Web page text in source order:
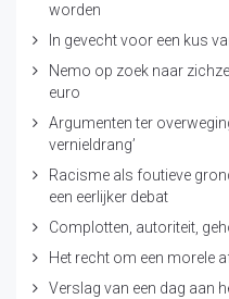
worden
In gevecht voor een kus
Nemo op zoek naar
euro
Argumenten ter
vernieldrang’
Racisme als foutieve
een eerlijker debat
Complotten, autoriteit,
Het recht om een morele
Verslag van een dag aan